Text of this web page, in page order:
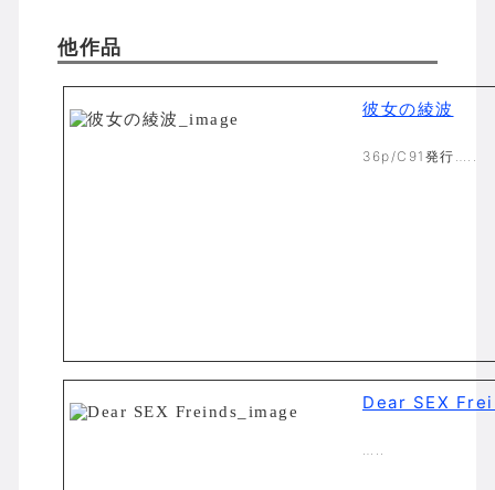
他作品
彼女の綾波
36p/C91発行…..
Dear SEX
…..